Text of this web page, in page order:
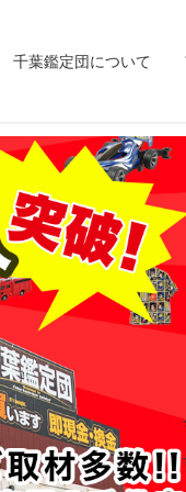
千葉鑑定団について